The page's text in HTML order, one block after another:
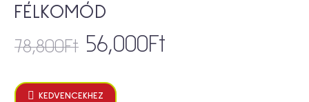
FÉLKOMÓD
78,800Ft 56,000Ft
 KEDVENCEKHEZ